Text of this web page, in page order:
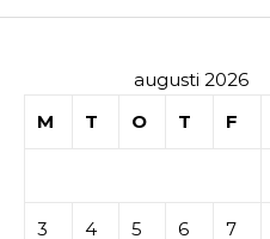
augusti 2026
M
T O T F
3 4 5 6 7